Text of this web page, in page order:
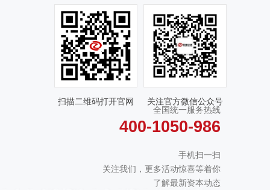
扫描二维码打开官网
关注官方微信公众号
全国统一服务热线
400-1050-986
手机扫一扫
关注我们，更多活动惊喜等着你
了解最新资本动态